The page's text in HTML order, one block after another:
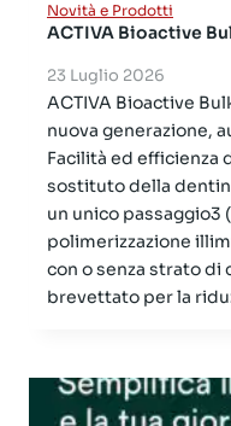
Novità e Prodotti
ACTIVA Bioactive
23 Luglio 2026
ACTIVA Bioactive
nuova generazione,
Facilità ed efficienza
sostituto della
un unico passaggio3
polimerizzazione
con o senza strato di
brevettato per la